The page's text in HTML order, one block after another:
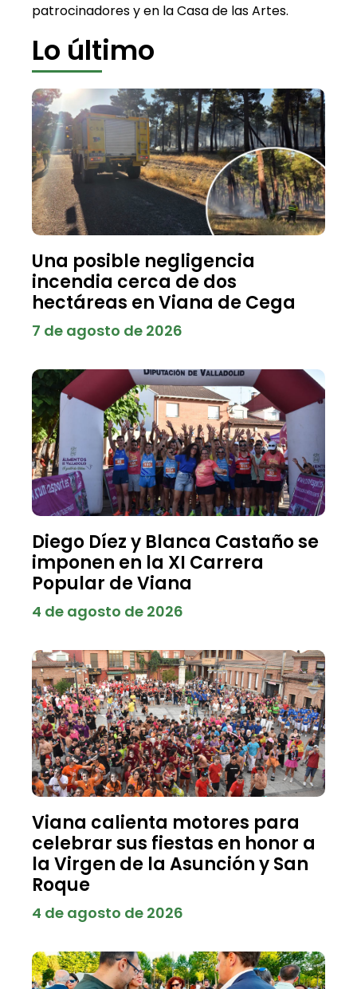
patrocinadores y en la Casa de las Artes.
Lo último
Una posible negligencia
incendia cerca de dos
hectáreas en Viana de Cega
7 de agosto de 2026
Diego Díez y Blanca Castaño se
imponen en la XI Carrera
Popular de Viana
4 de agosto de 2026
Viana calienta motores para
celebrar sus fiestas en honor a
la Virgen de la Asunción y San
Roque
4 de agosto de 2026